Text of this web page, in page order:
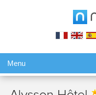
Menu